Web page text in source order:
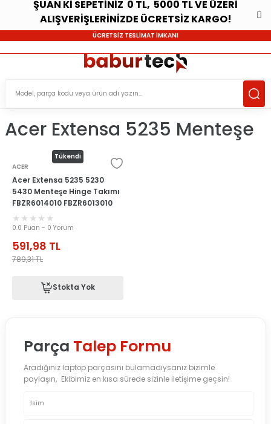
ŞUAN Kİ SEPETİNİZ 0 TL, 5000 TL VE ÜZERİ
ALIŞVERİŞLERİNİZDE ÜCRETSİZ KARGO!
ÜCRETSİZ TESLİMAT İMKANI
Acer Extensa 5235 Menteşe
Tükendi
ACER
Acer Extensa 5235 5230
5430 Menteşe Hinge Takımı
FBZR6014010 FBZR6013010
0.0 Puan - 0 Yorum
591,98 TL
789,31TL
Stokta Yok
Parça Talep Formu
Aradığınız laptop parçasını bulamadıysanız bizimle
paylaşın, Ekibimiz en kısa sürede sizinle iletişime geçsin!